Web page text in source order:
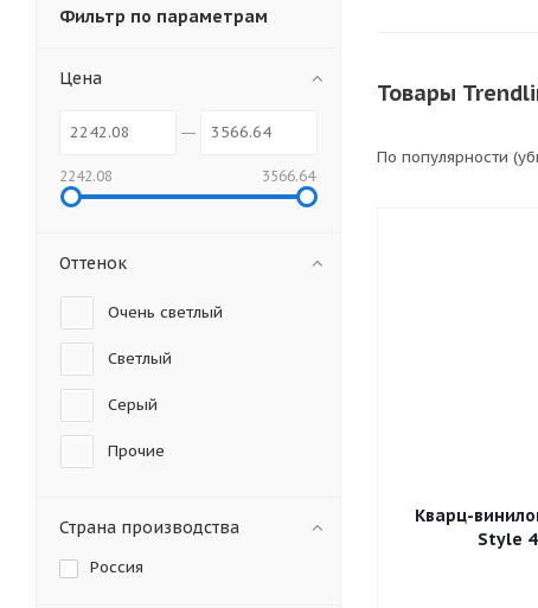
Товары
По популярности
Кварц-
Style
Фильтр по параметрам
Цена
2242.08 3566.64
Оттенок
Очень светлый
Светлый
Серый
Прочие
Страна производства
Россия